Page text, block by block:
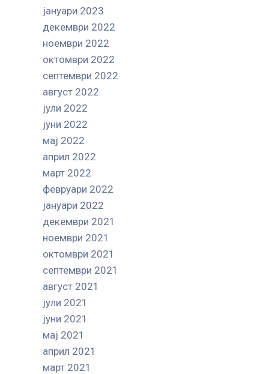
јануари 2023
декември 2022
ноември 2022
октомври 2022
септември 2022
август 2022
јули 2022
јуни 2022
мај 2022
април 2022
март 2022
февруари 2022
јануари 2022
декември 2021
ноември 2021
октомври 2021
септември 2021
август 2021
јули 2021
јуни 2021
мај 2021
април 2021
март 2021